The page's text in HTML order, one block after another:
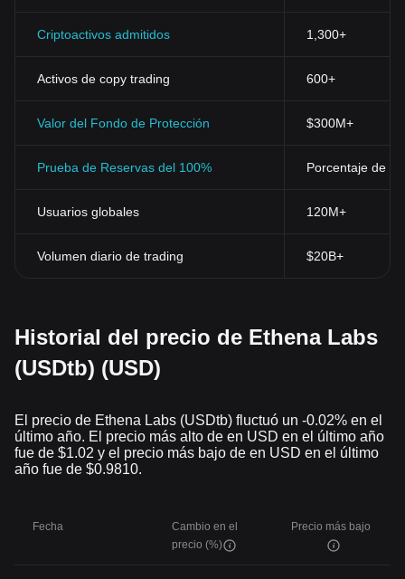
Criptoactivos admitidos 1,300+
Activos de copy trading 600+
Valor del Fondo de Protección $300M+
Prueba de Reservas del 100% Porcentaje de
Usuarios globales 120M+
Volumen diario de trading $20B+
Historial del precio de Ethena Labs
(USDtb) (USD)
El precio de Ethena Labs (USDtb) fluctuó un -0.02% en el
último año. El precio más alto de en USD en el último año
fue de $1.02 y el precio más bajo de en USD en el último
año fue de $0.9810.
Fecha
Cambio en el
precio (%)
Precio más bajo